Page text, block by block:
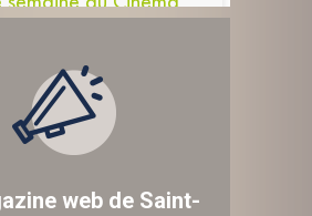
web de Saint-